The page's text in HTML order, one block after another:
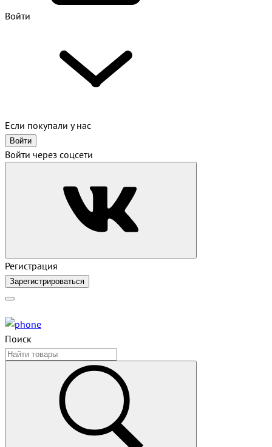
Войти
Если покупали у нас
Войти
Войти через соцсети
Регистрация
Зарегистрироваться
Поиск